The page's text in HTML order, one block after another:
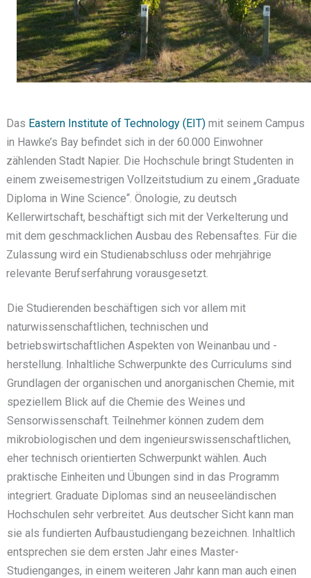
Das Eastern Institute of Technology (EIT)mit seinem Campus
in Hawke’s Bay befindet sich in der 60.000 Einwohner
zählenden Stadt Napier. Die Hochschule bringt Studenten in
einem zweisemestrigen Vollzeitstudium zu einem „Graduate
Diploma in Wine Science“. Önologie, zu deutsch
Kellerwirtschaft, beschäftigt sich mit der Verkelterung und
mit dem geschmacklichen Ausbau des Rebensaftes. Für die
Zulassung wird ein Studienabschluss oder mehrjährige
relevante Berufserfahrung vorausgesetzt.
Die Studierenden beschäftigen sich vor allem mit
naturwissenschaftlichen, technischen und
betriebswirtschaftlichen Aspekten von Weinanbau und -
herstellung. Inhaltliche Schwerpunkte des Curriculums sind
Grundlagen der organischen und anorganischen Chemie, mit
speziellem Blick auf die Chemie des Weines und
Sensorwissenschaft. Teilnehmer können zudem dem
mikrobiologischen und dem ingenieurswissenschaftlichen,
eher technisch orientierten Schwerpunkt wählen. Auch
praktische Einheiten und Übungen sind in das Programm
integriert. Graduate Diplomas sind an neuseeländischen
Hochschulen sehr verbreitet. Aus deutscher Sicht kann man
sie als fundierten Aufbaustudiengang bezeichnen. Inhaltlich
entsprechen sie dem ersten Jahr eines Master-
Studienganges, in einem weiteren Jahr kann man auch einen